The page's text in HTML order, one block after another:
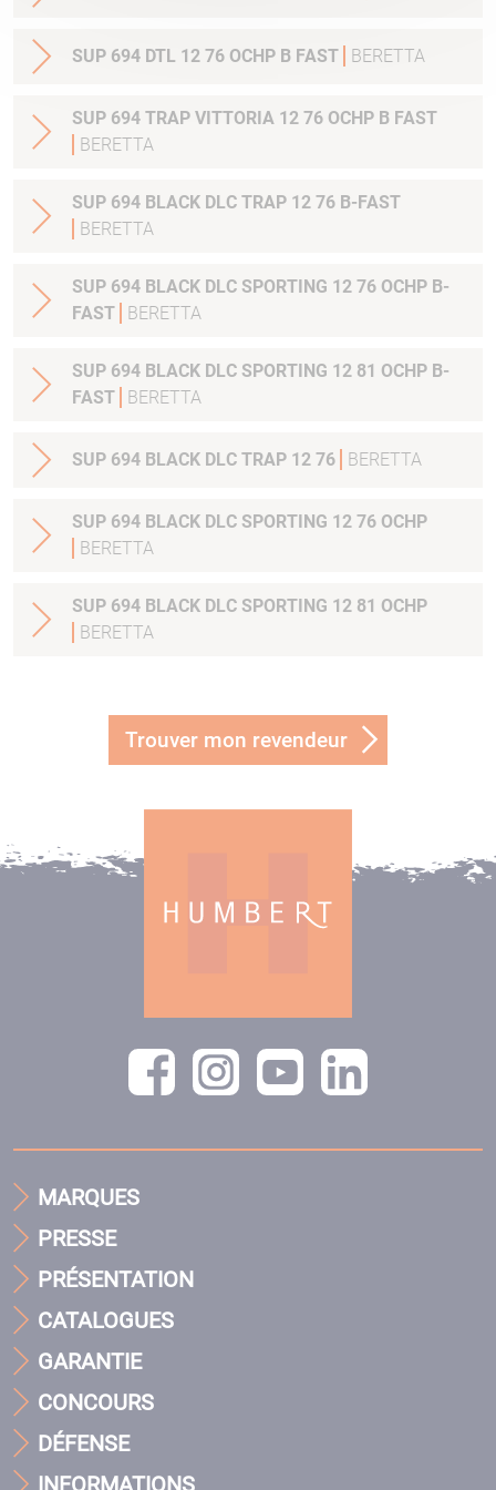
SUP 694 DTL 12 76 OCHP B FAST BERETTA
SUP 694 TRAP VITTORIA 12 76 OCHP B FAST
BERETTA
SUP 694 BLACK DLC TRAP 12 76 B-FAST
BERETTA
SUP 694 BLACK DLC SPORTING 12 76 OCHP B-
FAST
BERETTA
SUP 694 BLACK DLC SPORTING 12 81 OCHP B-
FAST
BERETTA
SUP 694 BLACK DLC TRAP 12 76 BERETTA
SUP 694 BLACK DLC SPORTING 12 76 OCHP
BERETTA
SUP 694 BLACK DLC SPORTING 12 81 OCHP
BERETTA
Trouver mon revendeur
MARQUES
PRESSE
PRÉSENTATION
CATALOGUES
GARANTIE
CONCOURS
DÉFENSE
INFORMATIONS